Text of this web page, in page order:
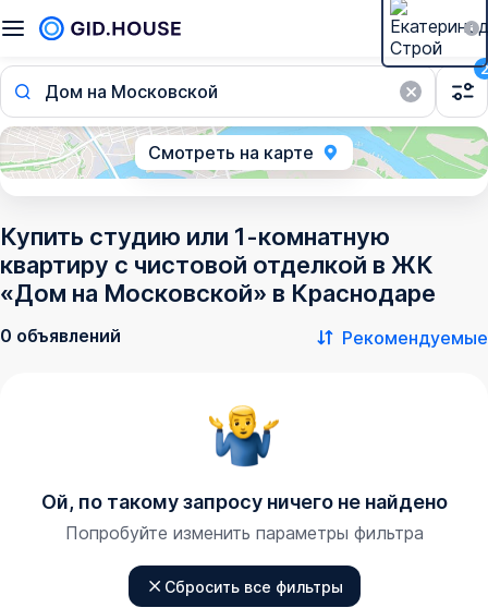
Дом на Московской
2
Смотреть на карте
Купить студию или 1-комнатную
квартиру с чистовой отделкой в ЖК
«Дом на Московской» в Краснодаре
0 объявлений Рекомендуемые
Ой, по такому запросу ничего не найдено
Попробуйте изменить параметры фильтра
Сбросить все фильтры